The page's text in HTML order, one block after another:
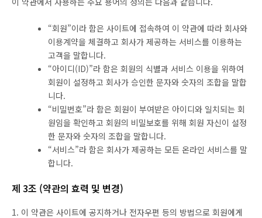
“회원”이라 함은 사이트에 접속하여 이 약관에 따라 회사와
이용계약을 체결하고 회사가 제공하는 서비스를 이용하는
고객을 말합니다.
“아이디(ID)”라 함은 회원의 식별과 서비스 이용을 위하여
회원이 설정하고 회사가 승인한 문자와 숫자의 조합을 말합
니다.
“비밀번호”라 함은 회원이 부여받은 아이디와 일치되는 회
원임을 확인하고 회원의 비밀보호를 위해 회원 자신이 설정
한 문자와 숫자의 조합을 말합니다.
“서비스”라 함은 회사가 제공하는 모든 온라인 서비스를 말
합니다.
제 3조 (약관의 효력 및 변경)
1. 이 약관은 사이트에 공지하거나 전자우편 등의 방법으로 회원에게